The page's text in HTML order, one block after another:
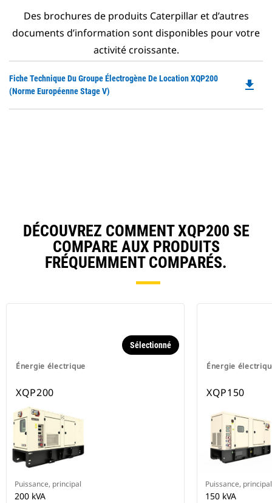
Des brochures de produits Caterpillar et d’autres
documents d’information sont disponibles pour votre
activité croissante.
Fiche Technique Du Groupe Électrogène De Location XQP200
(norme Européenne Stage V)
file_download
DÉCOUVREZ COMMENT XQP200 SE
COMPARE AUX PRODUITS
FRÉQUEMMENT COMPARÉS.
Énergie électrique
Sélectionné
XQP200
Puissance, principal
200 kVA
Énergie
XQP150
Puissance, principal
150 kVA